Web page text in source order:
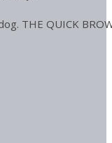
THE QUICK